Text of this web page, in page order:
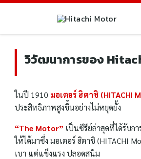
Skip
วิวัฒนาการของ
ในปี 1910 มอเตอร์ ฮิตาชิ (HITACHI
ประสิทธิภาพสูงขึ้นอย่างไม่หยุดยั้ง
“The Motor” เป็นซีรีย์ล่าสุดที่ได้รับก
ให้ได้มาซึ่ง มอเตอร์ ฮิตาชิ (HITACHI
เบา แต่แข็งแรง ปลอดสนิม